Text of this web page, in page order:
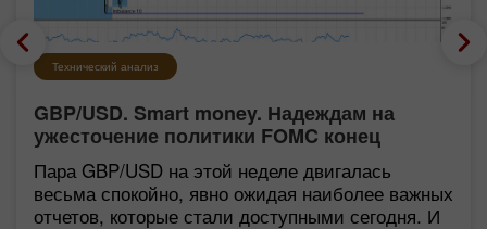
Технический анализ
GBP/USD. Smart money. Надеждам на
ужесточение политики FOMC конец
Пара GBP/USD на этой неделе двигалась
весьма спокойно, явно ожидая наиболее важных
отчетов, которые стали доступными сегодня. И